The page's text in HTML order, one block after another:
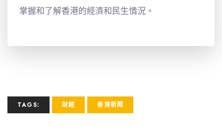
掌握和了解香港的經濟和民生情況。
TAGS: 財經 香港新聞